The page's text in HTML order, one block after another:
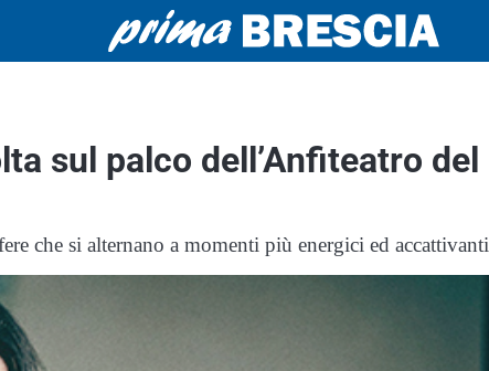
sul palco dell’Anfiteatro del
che si alternano a momenti più energici ed accattivanti